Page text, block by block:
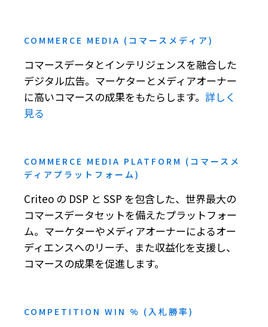
COMMERCE MEDIA (コマースメディア)
コマースデータとインテリジェンスを融合した
デジタル広告。マーケターとメディアオーナー
に高いコマースの成果をもたらします。 詳しく
見る
COMMERCE MEDIA PLATFORM (コマースメ
ディアプラットフォーム)
Criteo の DSP と SSP を包含した、世界最大の
コマースデータセットを備えたプラットフォー
ム。マーケターやメディアオーナーによるオー
ディエンスへのリーチ、また収益化を支援し、
コマースの成果を促進します。
COMPETITION WIN % (入札勝率)